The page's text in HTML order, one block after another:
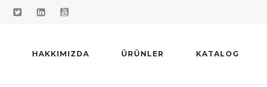
HAKKIMIZDA ÜRÜNLER KATALOG